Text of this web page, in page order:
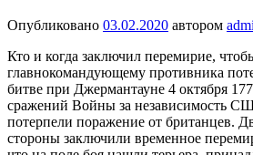
Опубликовано 03.02.2020 автором
Кто и когда заключил перемирие,
главнокомандующему противника
битве при Джермантауне 4 октября
сражений Войны за независимость
потерпели поражение от британцев.
стороны заключили временное